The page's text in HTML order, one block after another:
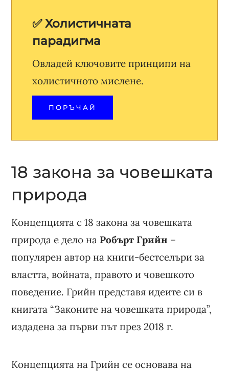
✅ Холистичната
парадигма
Овладей ключовите принципи на
холистичното мислене.
ПОРЪЧАЙ
18 закона за човешката
природа
Концепцията с 18 закона за човешката
природа е дело на Робърт Грийн –
популярен автор на книги-бестселъри за
властта, войната, правото и човешкото
поведение. Грийн представя идеите си в
книгата “Законите на човешката природа”,
издадена за първи път през 2018 г.
Концепцията на Грийн се основава на